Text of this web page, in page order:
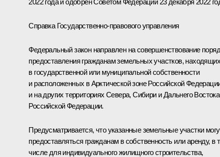
Справка Государственно-правового управления
Федеральный закон направлен на совершенствование
предоставления гражданам земельных участков,
в государственной или муниципальной собственности
и расположенных в Арктической зоне Российской
и на других территориях Севера, Сибири и Дальнего Востока
Российской Федерации.
Предусматривается, что указанные земельные участки
предоставляться гражданам в собственность или аренду, в
числе для индивидуального жилищного строительства,